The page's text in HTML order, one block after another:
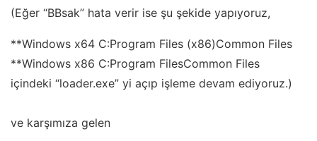
(Eğer “BBsak” hata verir ise şu şekide yapıyoruz,
**Windows x64 C:Program Files (x86)Common Files
**Windows x86 C:Program FilesCommon Files
içindeki “loader.exe” yi açıp işleme devam ediyoruz.)
ve karşımıza gelen